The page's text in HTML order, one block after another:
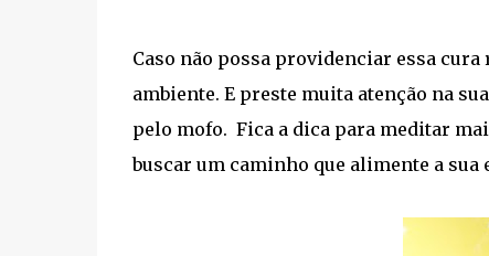
Caso não possa providenciar essa
ambiente. E preste muita atenção na
pelo mofo. Fica a dica para meditar
buscar um caminho que alimente a